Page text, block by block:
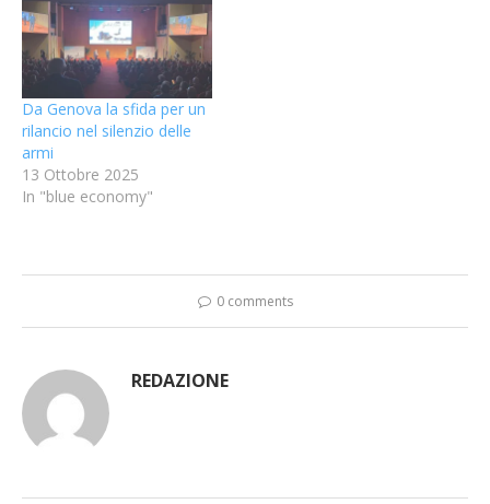
Da Genova la sfida per un
rilancio nel silenzio delle
armi
13 Ottobre 2025
In "blue economy"
0 comments
REDAZIONE